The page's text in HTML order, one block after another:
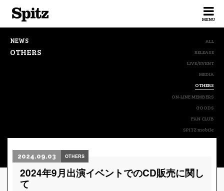
MENU
NEWS
OTHERS
ALL
RELEASE
LIVE/EVENT
MEDIA
OTHERS
ON-LINE MEMBERS
GOODS
FAN CLUB
SPITZ mobile
2024.09.03 OTHERS
2024年9月出演イベントでのCD販売に関し
て